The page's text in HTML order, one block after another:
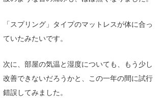
「スプリング」タイプのマットレスが体に合っ
ていたみたいです。
次に、部屋の気温と湿度についても、もう少し
改善できないだろうかと、この一年の間に試行
錯誤してみました。
KOBU
KY
MIN
mitz
OYZ